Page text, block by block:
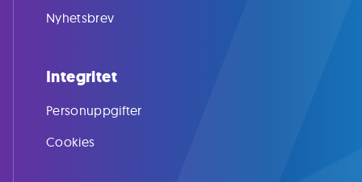
Nyhetsbrev
Integritet
Personuppgifter
Cookies